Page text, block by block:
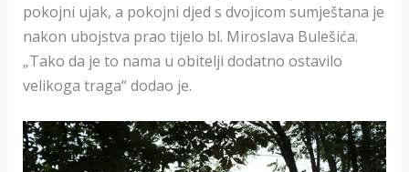
pokojni ujak, a pokojni djed s dvojicom sumještana je
nakon ubojstva prao tijelo bl. Miroslava Bulešića.
„Tako da je to nama u obitelji dodatno ostavilo
velikoga traga“ dodao je.